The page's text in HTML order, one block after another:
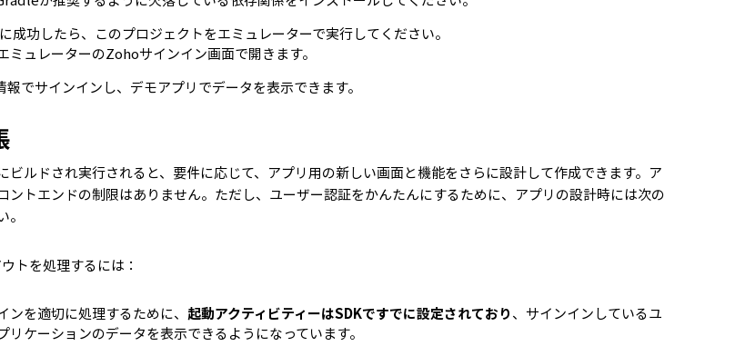
成功したら、このプロジェクトをエミュレーターで実行してください。
ミュレーターのZohoサインイン画面で開きます。
報でサインインし、デモアプリでデータを表示できます。
ビルドされ実行されると、要件に応じて、アプリ用の新しい画面と機能をさらに設計して作成できます。ア
ントエンドの制限はありません。ただし、ユーザー認証をかんたんにするために、アプリの設計時には次の
トを処理するには：
ンを適切に処理するために、 起動アクティビティーはSDKですでに設定されており、サインインしているユ
リケーションのデータを表示できるようになっています。